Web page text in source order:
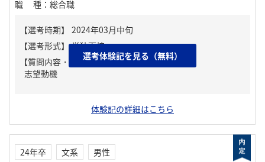
職種 ： 総合職
【質問内容・課題】
志望動機
選考体験記を見る（無料）
体験記の詳細はこちら
24年卒 文系
男性